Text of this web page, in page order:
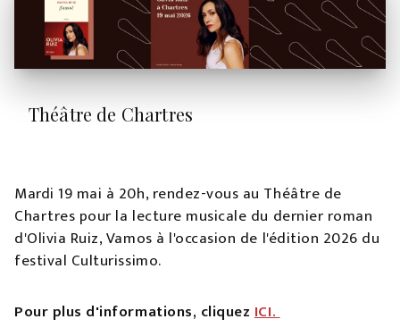
Théâtre de Chartres
Mardi 19 mai à 20h, rendez-vous au Théâtre de
Chartres pour la lecture musicale du dernier roman
d'Olivia Ruiz, Vamos à l'occasion de l'édition 2026 du
festival Culturissimo.
Pour plus d'informations, cliquez ICI.